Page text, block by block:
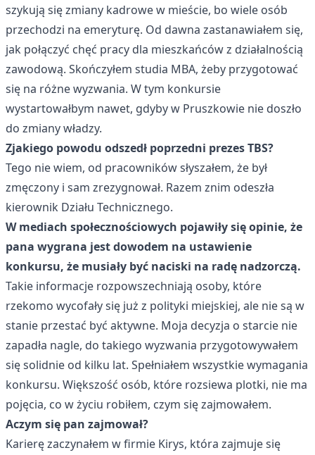
szykują się zmiany kadrowe w mieście, bo wiele osób
przechodzi na emeryturę. Od dawna zastanawiałem się,
jak połączyć chęć pracy dla mieszkańców z działalnością
zawodową. Skończyłem studia MBA, żeby przygotować
się na różne wyzwania. W tym konkursie
wystartowałbym nawet, gdyby w Pruszkowie nie doszło
do zmiany władzy.
Zjakiego powodu odszedł poprzedni prezes TBS?
Tego nie wiem, od pracowników słyszałem, że był
zmęczony i sam zrezygnował. Razem znim odeszła
kierownik Działu Technicznego.
W mediach społecznościowych pojawiły się opinie, że
pana wygrana jest dowodem na ustawienie
konkursu, że musiały być naciski na radę nadzorczą.
Takie informacje rozpowszechniają osoby, które
rzekomo wycofały się już z polityki miejskiej, ale nie są w
stanie przestać być aktywne. Moja decyzja o starcie nie
zapadła nagle, do takiego wyzwania przygotowywałem
się solidnie od kilku lat. Spełniałem wszystkie wymagania
konkursu. Większość osób, które rozsiewa plotki, nie ma
pojęcia, co w życiu robiłem, czym się zajmowałem.
Aczym się pan zajmował?
Karierę zaczynałem w firmie Kirys, która zajmuje się